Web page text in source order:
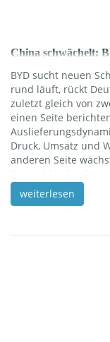
China schwächelt:
BYD sucht neuen
rund läuft, rückt
zuletzt gleich von
einen Seite
Druck, Umsatz und
anderen Seite
Deutschland – die
Fahrzeuge
sich neutral so
weiterlesen